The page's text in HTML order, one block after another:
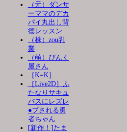
（元）ダンサ
ーママのデカ
パイ丸出し背
徳レッスン
（株）zou乳
業
（萌）ぴんく
屋さん
［K=K］
［Live2D］ふ
たなりサキュ
バスにレズレ
●プされる勇
者ちゃん
[新作！]たま